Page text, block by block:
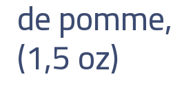
de
(1,5 oz)